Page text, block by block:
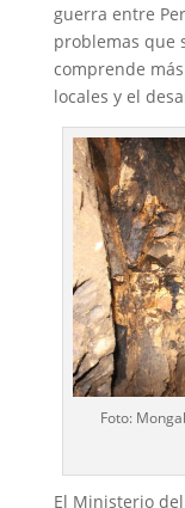
guerra entre
problemas que
comprende
locales y el
Foto:
El Ministerio